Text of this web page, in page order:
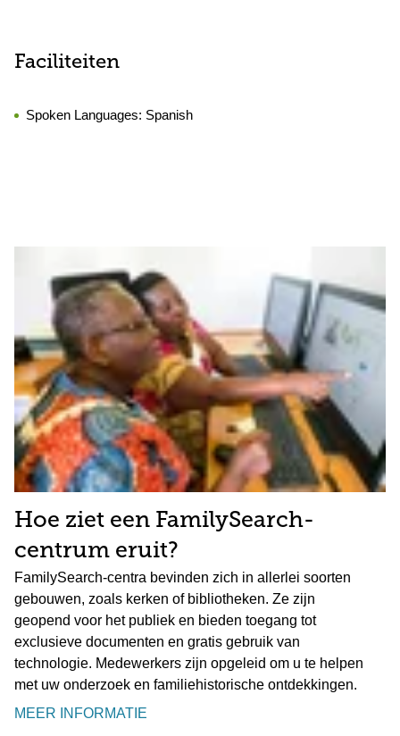
Faciliteiten
Spoken Languages: Spanish
Hoe ziet een FamilySearch-
centrum eruit?
FamilySearch-centra bevinden zich in allerlei soorten
gebouwen, zoals kerken of bibliotheken. Ze zijn
geopend voor het publiek en bieden toegang tot
exclusieve documenten en gratis gebruik van
technologie. Medewerkers zijn opgeleid om u te helpen
met uw onderzoek en familiehistorische ontdekkingen.
MEER INFORMATIE